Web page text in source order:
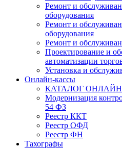
Ремонт и
оборудования
Ремонт и
оборудования
Ремонт и
Проектирование и
автоматизации
Установка и
Онлайн-кассы
КАТАЛОГ
Модернизация
54 ФЗ
Реестр ККТ
Реестр ОФД
Реестр ФН
Тахографы